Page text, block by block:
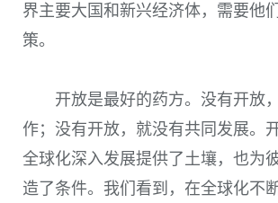
界主要大国和新兴经济体，需要他
策。
开放是最好的药方。没有开放
作；没有开放，就没有共同发展。
全球化深入发展提供了土壤，也为
造了条件。我们看到，在全球化不